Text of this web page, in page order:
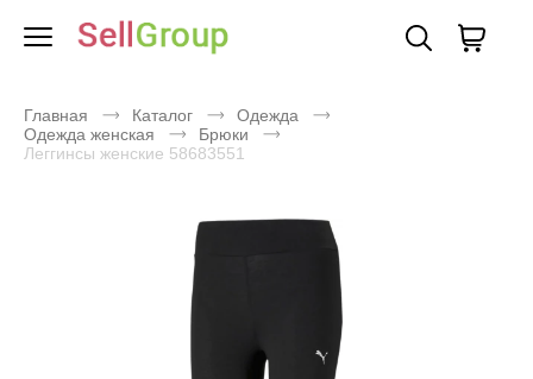
Главная Каталог
Одежда
Одежда женская
Брюки
Леггинсы женские 58683551